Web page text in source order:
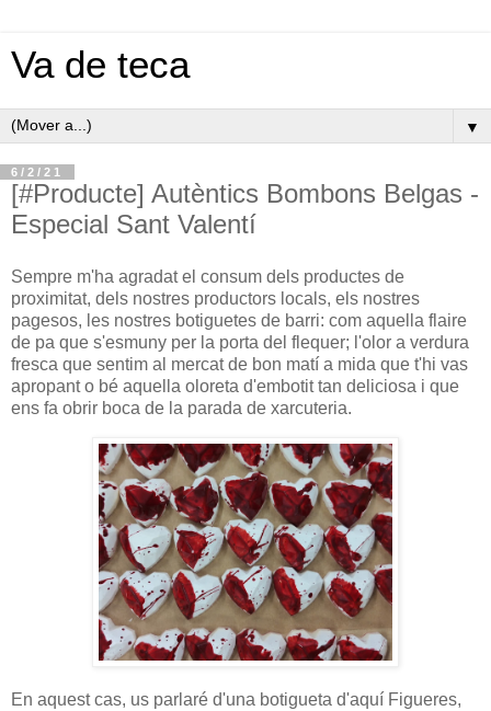
Va de teca
▼
6/2/21
[#Producte] Autèntics Bombons Belgas -
Especial Sant Valentí
Sempre m'ha agradat el consum dels productes de
proximitat, dels nostres productors locals, els nostres
pagesos, les nostres botiguetes de barri: com aquella flaire
de pa que s'esmuny per la porta del flequer; l'olor a verdura
fresca que sentim al mercat de bon matí a mida que t'hi vas
apropant o bé aquella oloreta d'embotit tan deliciosa i que
ens fa obrir boca de la parada de xarcuteria.
En aquest cas, us parlaré d'una botigueta d'aquí Figueres,